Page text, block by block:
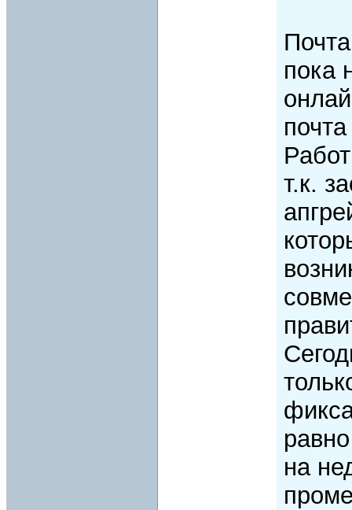
пока
т.к.
на